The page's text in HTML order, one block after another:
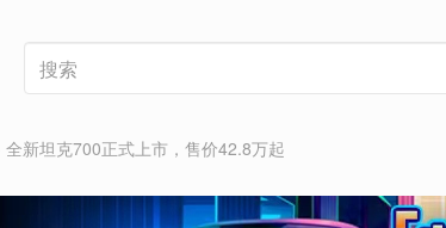
全新坦克700正式上市，售价42.8万起